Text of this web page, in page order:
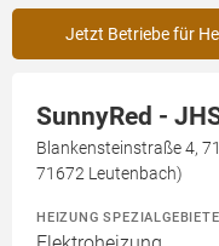
Jetzt Betriebe für
SunnyRed -
Blankensteinstraße 4,
71672 Leutenbach)
HEIZUNG SPEZIALGEBIETE